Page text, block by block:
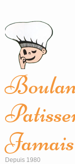
contenu
(Pressez
Entrée)
Depuis 1980